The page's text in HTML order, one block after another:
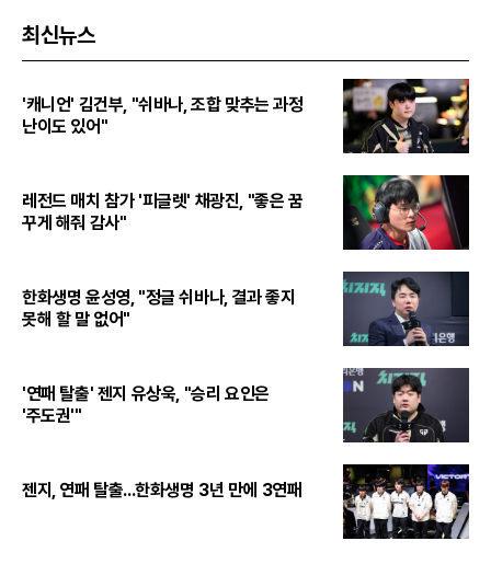
최신뉴스
'캐니언' 김건부, "쉬바나, 조합 맞추는 과정
난이도 있어"
레전드 매치 참가 '피글렛' 채광진, "좋은 꿈
꾸게 해줘 감사"
한화생명 윤성영, "정글 쉬바나, 결과 좋지
못해 할 말 없어"
'연패 탈출' 젠지 유상욱, "승리 요인은
'주도권'"
젠지, 연패 탈출...한화생명 3년 만에 3연패